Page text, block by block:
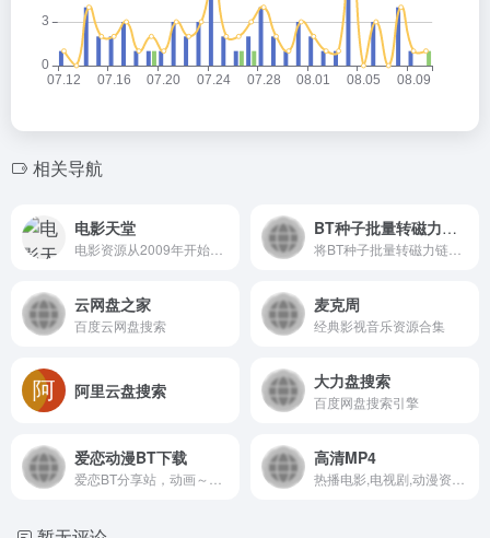
相关导航
电影天堂 BT种子批量转磁力链接
云网盘之家
百度云网盘搜索
麦克周
经典影视音乐资源合集
阿里云盘搜索 大力盘搜索
百度网盘搜索引擎
爱恋动漫BT下载 高清MP4